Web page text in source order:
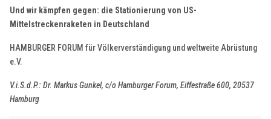
Und wir kämpfen gegen: die Stationierung von US-
Mittelstreckenraketen in Deutschland
HAMBURGER FORUM für Völkerverständigung und weltweite Abrüstung
e.V.
V.i.S.d.P.: Dr. Markus Gunkel, c/o Hamburger Forum, Eiffestraße 600, 20537
Hamburg